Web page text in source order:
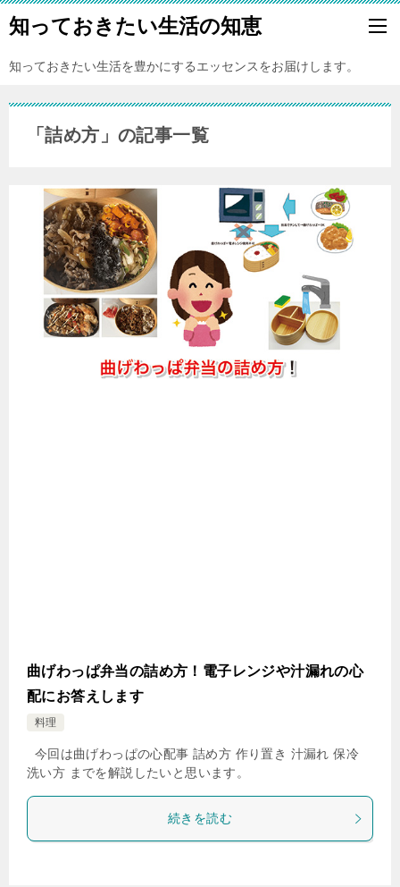
知っておきたい生活の知恵
知っておきたい生活を豊かにするエッセンスをお届けします。
「詰め方」の記事一覧
曲げわっぱ弁当の詰め方！電子レンジや汁漏れの心
配にお答えします
料理
今回は曲げわっぱの心配事 詰め方 作り置き 汁漏れ 保冷
洗い方 までを解説したいと思います。
続きを読む